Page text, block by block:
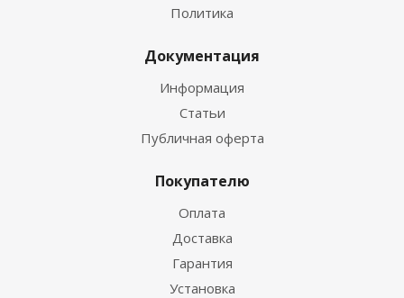
Политика
Документация
Информация
Статьи
Публичная оферта
Покупателю
Оплата
Доставка
Гарантия
Установка